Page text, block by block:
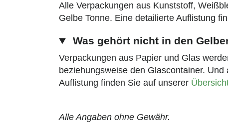
Alle Verpackungen aus Kunststoff,
Gelbe Tonne. Eine detailierte Auflistung
Was gehört nicht in den
Verpackungen aus Papier und Glas
beziehungsweise den Glascontainer.
Auflistung finden Sie auf unserer
Alle Angaben ohne Gewähr.